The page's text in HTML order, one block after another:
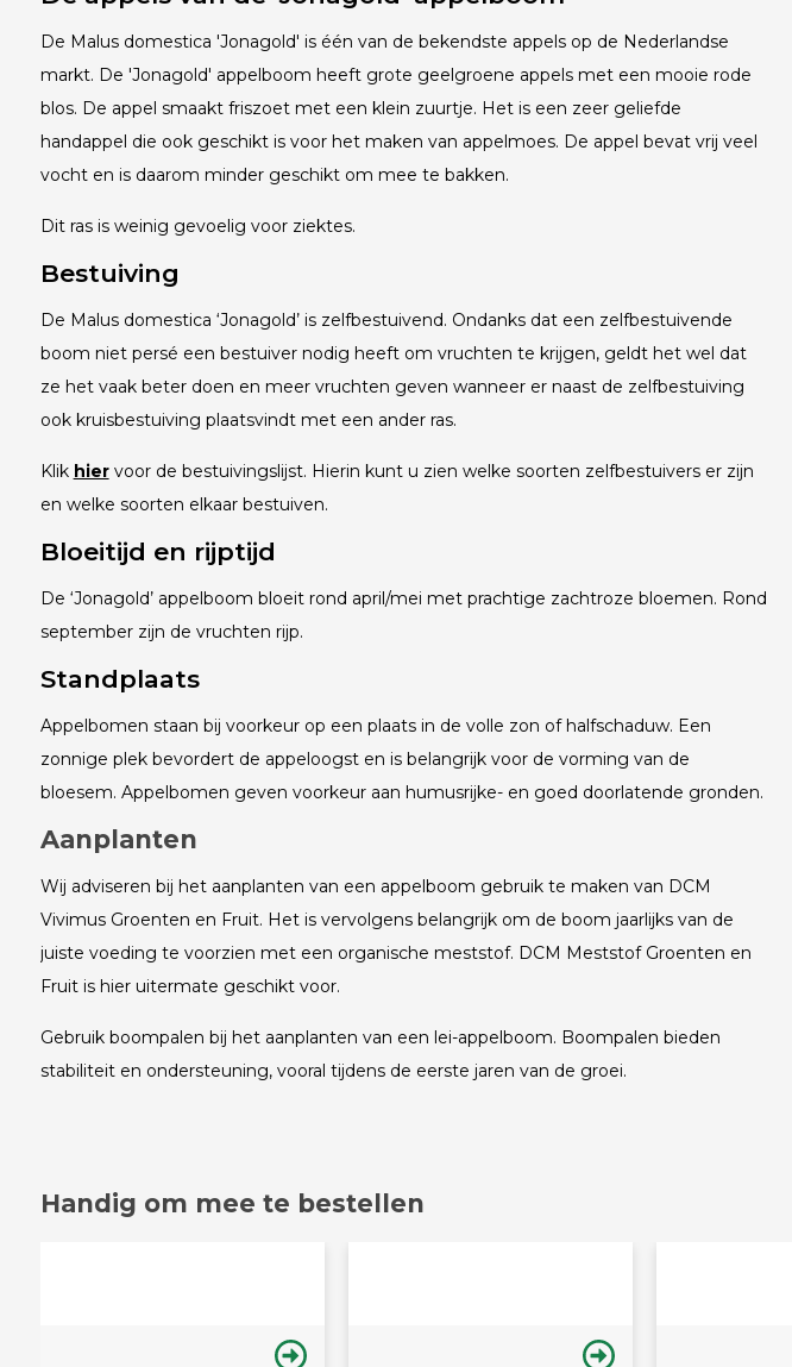
De Malus domestica 'Jonagold' is één van de bekendste appels op de Nederlandse
markt. De 'Jonagold' appelboom heeft grote geelgroene appels met een mooie rode
blos. De appel smaakt friszoet met een klein zuurtje. Het is een zeer geliefde
handappel die ook geschikt is voor het maken van appelmoes. De appel bevat vrij veel
vocht en is daarom minder geschikt om mee te bakken.
Dit ras is weinig gevoelig voor ziektes.
Bestuiving
De Malus domestica ‘Jonagold’ is zelfbestuivend. Ondanks dat een zelfbestuivende
boom niet persé een bestuiver nodig heeft om vruchten te krijgen, geldt het wel dat
ze het vaak beter doen en meer vruchten geven wanneer er naast de zelfbestuiving
ook kruisbestuiving plaatsvindt met een ander ras.
Klik hiervoor de bestuivingslijst. Hierin kunt u zien welke soorten zelfbestuivers er zijn
en welke soorten elkaar bestuiven.
Bloeitijd en rijptijd
De ‘Jonagold’ appelboom bloeit rond april/mei met prachtige zachtroze bloemen. Rond
september zijn de vruchten rijp.
Standplaats
Appelbomen staan bij voorkeur op een plaats in de volle zon of halfschaduw. Een
zonnige plek bevordert de appeloogst en is belangrijk voor de vorming van de
bloesem. Appelbomen geven voorkeur aan humusrijke- en goed doorlatende gronden.
Aanplanten
Wij adviseren bij het aanplanten van een appelboom gebruik te maken van DCM
Vivimus Groenten en Fruit. Het is vervolgens belangrijk om de boom jaarlijks van de
juiste voeding te voorzien met een organische meststof. DCM Meststof Groenten en
Fruit is hier uitermate geschikt voor.
Gebruik boompalen bij het aanplanten van een lei-appelboom. Boompalen bieden
stabiliteit en ondersteuning, vooral tijdens de eerste jaren van de groei.
Handig om mee te bestellen